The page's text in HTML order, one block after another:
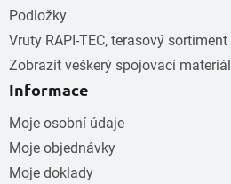
Podložky
Vruty RAPI-TEC, terasový sortiment
Zobrazit veškerý spojovací materiál
Informace
Moje osobní údaje
Moje objednávky
Moje doklady